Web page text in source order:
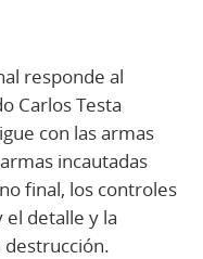
responde al
Carlos Testa
con las armas
incautadas
final, los controles
el detalle y la
destrucción.